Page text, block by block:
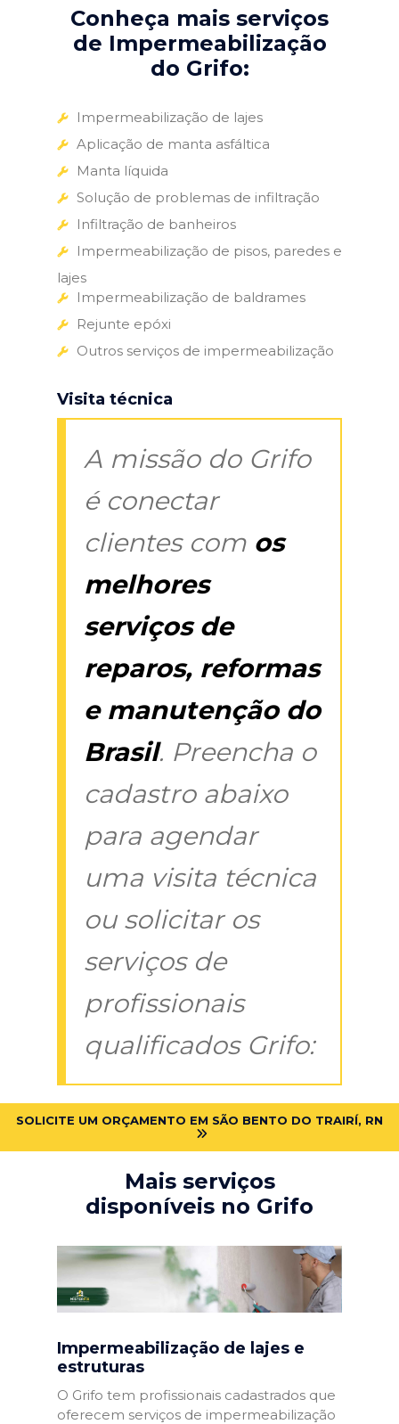
Conheça mais serviços
de Impermeabilização
do Grifo:
Impermeabilização de lajes
Aplicação de manta asfáltica
Manta líquida
Solução de problemas de infiltração
Infiltração de banheiros
Impermeabilização de pisos, paredes e
lajes
Impermeabilização de baldrames
Rejunte epóxi
Outros serviços de impermeabilização
Visita técnica
A missão do Grifo
é conectar
clientes com os
melhores
serviços de
reparos, reformas
e manutenção do
Brasil. Preencha o
cadastro abaixo
para agendar
uma visita técnica
ou solicitar os
serviços de
profissionais
qualificados Grifo:
SOLICITE UM ORÇAMENTO EM SÃO BENTO DO TRAIRÍ, RN
Mais serviços
disponíveis no Grifo
Impermeabilização de lajes e
estruturas
O Grifo tem profissionais cadastrados que
oferecem serviços de impermeabilização